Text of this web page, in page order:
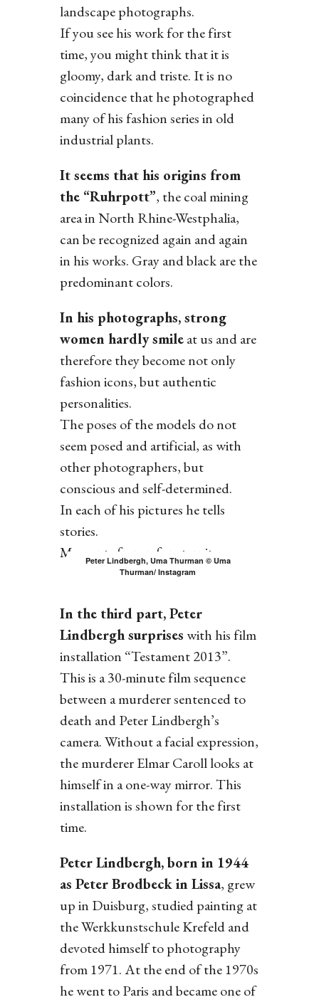
landscape photographs.
If you see his work for the first
time, you might think that it is
gloomy, dark and triste. It is no
coincidence that he photographed
many of his fashion series in old
industrial plants.
It seems that his origins from
the “Ruhrpott”, the coal mining
area in North Rhine-Westphalia,
can be recognized again and again
in his works. Gray and black are the
predominant colors.
In his photographs, strong
women hardly smileat us and are
therefore they become not only
fashion icons, but authentic
personalities.
The poses of the models do not
seem posed and artificial, as with
other photographers, but
conscious and self-determined.
In each of his pictures he tells
stories.
Moments frozen for eternity.
Peter Lindbergh, Uma Thurman © Uma
Thurman/ Instagram
In the third part, Peter
Lindbergh surpriseswith his film
installation “Testament 2013”.
This is a 30-minute film sequence
between a murderer sentenced to
death and Peter Lindbergh’s
camera. Without a facial expression,
the murderer Elmar Caroll looks at
himself in a one-way mirror. This
installation is shown for the first
time.
Peter Lindbergh, born in 1944
as Peter Brodbeck in Lissa, grew
up in Duisburg, studied painting at
the Werkkunstschule Krefeld and
devoted himself to photography
from 1971. At the end of the 1970s
he went to Paris and became one of